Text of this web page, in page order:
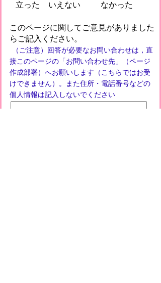
立った
いえない
なかった
このページに関してご意見がありました
らご記入ください。
（ご注意）回答が必要なお問い合わせは，直
接このページの「お問い合わせ先」（ページ
作成部署）へお願いします（こちらではお受
けできません）。また住所・電話番号などの
個人情報は記入しないでください